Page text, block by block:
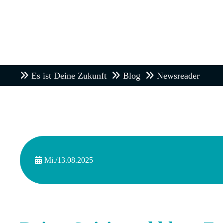
Es ist Deine Zukunft Blog Newsreader
Mi./13.08.2025